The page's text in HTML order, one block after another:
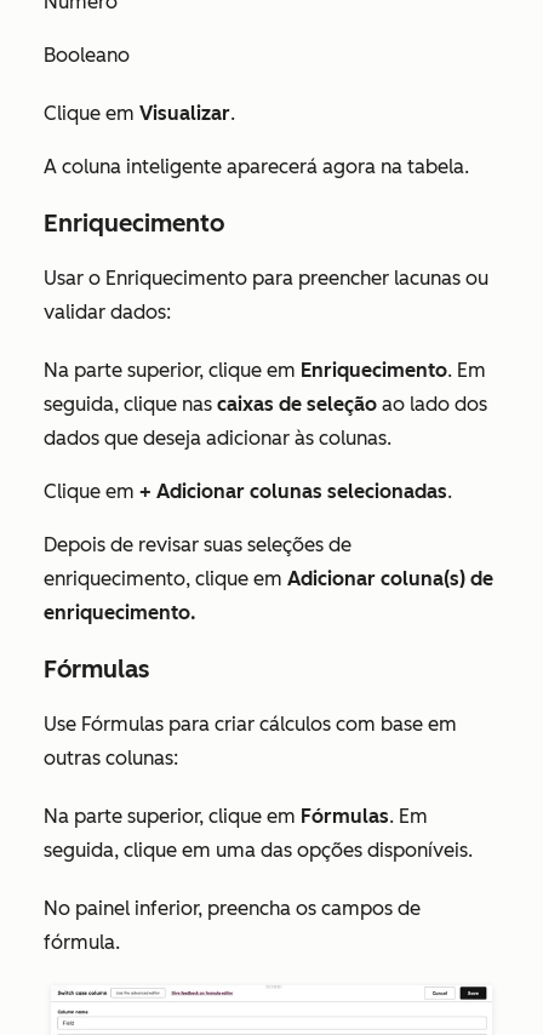
Booleano
Clique em Visualizar.
A coluna inteligente aparecerá agora na tabela.
Enriquecimento
Usar o Enriquecimento para preencher lacunas ou
validar dados:
Na parte superior, clique em Enriquecimento. Em
seguida, clique nas caixas de seleção ao lado dos
dados que deseja adicionar às colunas.
Clique em + Adicionar colunas selecionadas.
Depois de revisar suas seleções de
enriquecimento, clique em Adicionar coluna(s) de
enriquecimento.
Fórmulas
Use Fórmulas para criar cálculos com base em
outras colunas:
Na parte superior, clique em Fórmulas. Em
seguida, clique em uma das opções disponíveis.
No painel inferior, preencha os campos de
fórmula.